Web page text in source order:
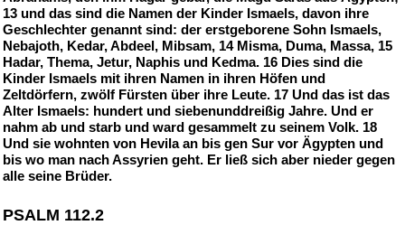
13 und das sind die Namen der Kinder Ismaels, davon ihre
Geschlechter genannt sind: der erstgeborene Sohn Ismaels,
Nebajoth, Kedar, Abdeel, Mibsam, 14 Misma, Duma, Massa, 15
Hadar, Thema, Jetur, Naphis und Kedma. 16 Dies sind die
Kinder Ismaels mit ihren Namen in ihren Höfen und
Zeltdörfern, zwölf Fürsten über ihre Leute. 17 Und das ist das
Alter Ismaels: hundert und siebenunddreißig Jahre. Und er
nahm ab und starb und ward gesammelt zu seinem Volk. 18
Und sie wohnten von Hevila an bis gen Sur vor Ägypten und
bis wo man nach Assyrien geht. Er ließ sich aber nieder gegen
alle seine Brüder.
PSALM 112.2